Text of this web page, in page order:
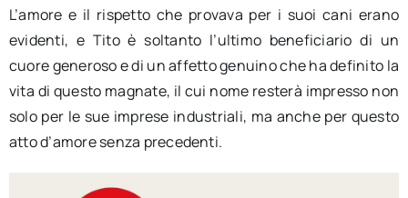
L’amore e il rispetto che provava per i suoi cani erano
evidenti, e Tito è soltanto l’ultimo beneficiario di un
cuore generoso e di un affetto genuino che ha definito la
vita di questo magnate, il cui nome resterà impresso non
solo per le sue imprese industriali, ma anche per questo
atto d’amore senza precedenti.